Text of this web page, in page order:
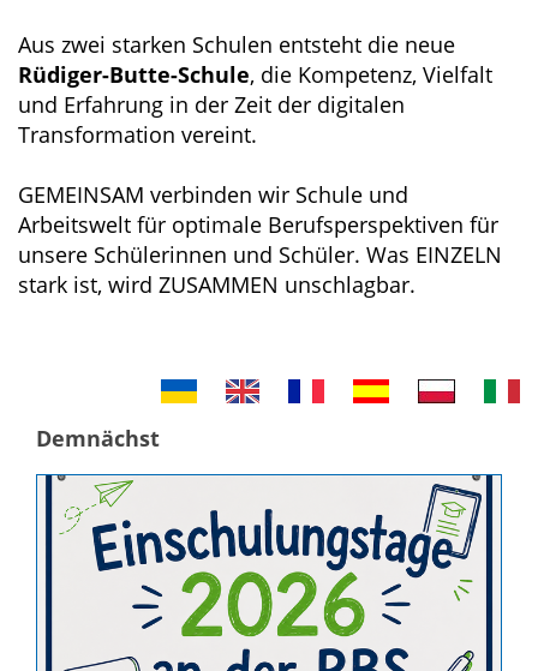
Aus zwei starken Schulen entsteht die neue
Rüdiger-Butte-Schule, die Kompetenz, Vielfalt
und Erfahrung in der Zeit der digitalen
Transformation vereint.
GEMEINSAM verbinden wir Schule und
Arbeitswelt für optimale Berufsperspektiven für
unsere Schülerinnen und Schüler. Was EINZELN
stark ist, wird ZUSAMMEN unschlagbar.
Demnächst